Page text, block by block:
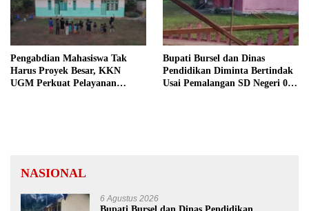
Pengabdian Mahasiswa Tak
Harus Proyek Besar, KKN
UGM Perkuat Pelayanan
Bupati Bursel dan Dinas
Pendidikan Diminta Bertindak
Usai Pemalangan SD Negeri 09
NASIONAL
6 Agustus 2026